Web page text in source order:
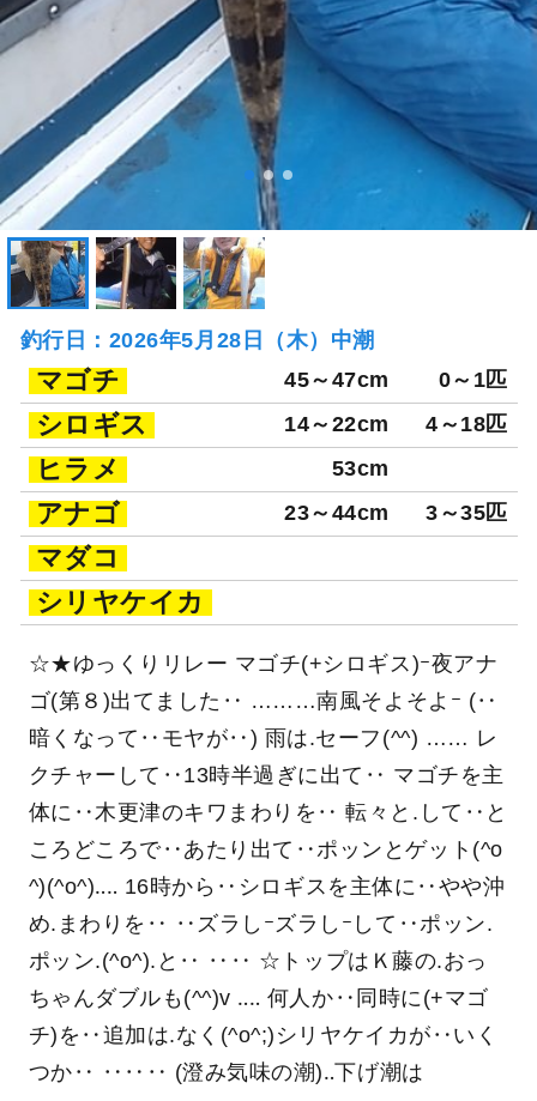
釣行日：2026年5月28日（木）中潮
マゴチ 45～47cm 0～1匹
シロギス 14～22cm 4～18匹
ヒラメ 53cm
アナゴ 23～44cm 3～35匹
マダコ
シリヤケイカ
☆★ゆっくりリレー マゴチ(+シロギス)ｰ夜アナ
ゴ(第８)出てました‥ ………南風そよそよｰ (‥
暗くなって‥モヤが‥) 雨は.セーフ(^^) …… レ
クチャーして‥13時半過ぎに出て‥ マゴチを主
体に‥木更津のキワまわりを‥ 転々と.して‥と
ころどころで‥あたり出て‥ポッンとゲット(^o
^)(^o^)‥‥ 16時から‥シロギスを主体に‥やや沖
め.まわりを‥ ‥ズラしｰズラしｰして‥ポッン.
ポッン.(^o^).と‥ ‥‥ ☆トップはＫ藤の.おっ
ちゃんダブルも(^^)v ‥‥ 何人か‥同時に(+マゴ
チ)を‥追加は.なく(^o^;)シリヤケイカが‥いく
つか‥ ‥‥‥ (澄み気味の潮)‥下げ潮は